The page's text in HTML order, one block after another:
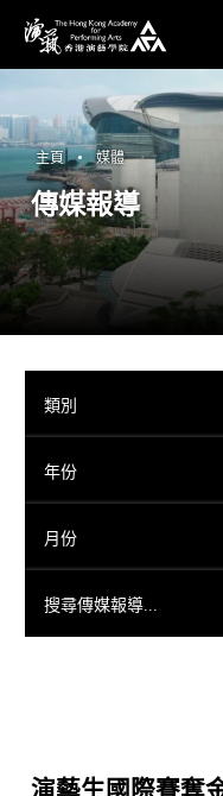
香港演藝學院
主頁 媒體
傳媒報導
類別
年份
月份
演藝生國際賽奪